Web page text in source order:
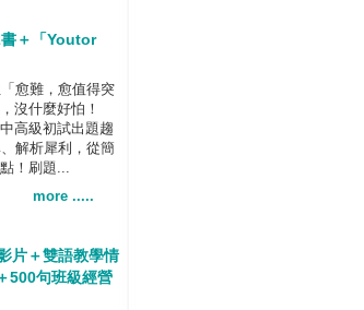
＋「Youtor
愈難，愈值得突
沒什麼好怕！
高級初試出題趨
解析犀利，從簡
！刷題...
more .....
片＋雙語教學情
500句班級經營